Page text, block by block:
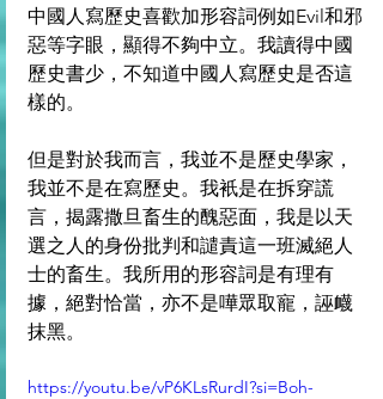
中國人寫歷史喜歡加形容詞例如Evil和邪
惡等字眼，顯得不夠中立。我讀得中國
歷史書少，不知道中國人寫歷史是否這
樣的。
但是對於我而言，我並不是歷史學家，
我並不是在寫歷史。我衹是在拆穿謊
言，揭露撒旦畜生的醜惡面，我是以天
選之人的身份批判和譴責這一班滅絕人
士的畜生。我所用的形容詞是有理有
據，絕對恰當，亦不是嘩眾取寵，誣衊
抹黑。
https://youtu.be/vP6KLsRurdI?si=Boh-